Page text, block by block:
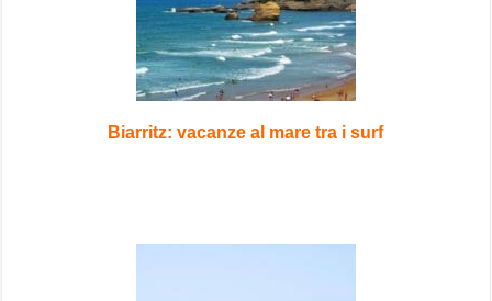
Biarritz: vacanze al mare tra i surf